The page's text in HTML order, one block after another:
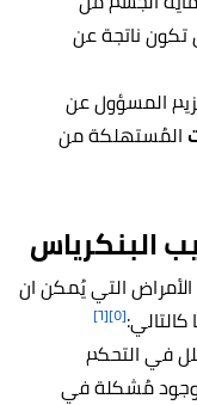
تكون ناتجة عن
المسؤول عن
المُستهلكة من
البنكرياس
التي يُمكن ان
[٥] [٦]
في التحكم
وجود مُشكلة في